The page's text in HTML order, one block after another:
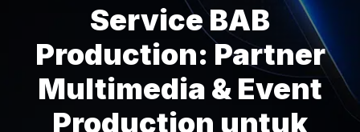
Service BAB
Production: Partner
Multimedia & Event
Production untuk